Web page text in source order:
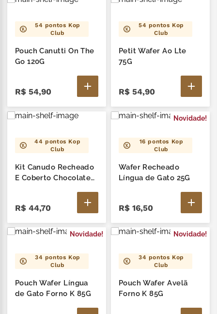
54 pontos Kop
Club
Pouch Canutti On The
Go 120G
R$ 54,90
54 pontos Kop
Club
Petit Wafer Ao Lte
75G
R$ 54,90
44 pontos Kop
Club
Kit Canudo Recheado
E Coberto Chocolate
R$ 44,70
Novidade!
16 pontos Kop
Club
Wafer Recheado
Língua de Gato 25G
R$ 16,50
Novidade!
34 pontos Kop
Club
Pouch Wafer Língua
de Gato Forno K 85G
Novidade!
34 pontos Kop
Club
Pouch Wafer Avelã
Forno K 85G